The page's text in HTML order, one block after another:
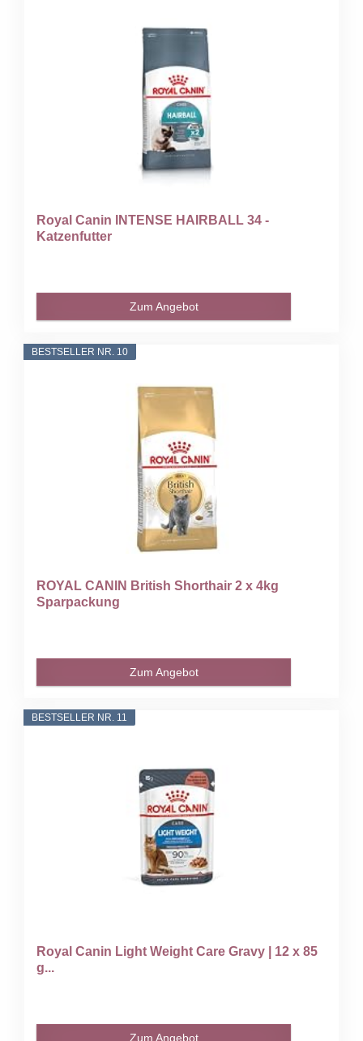
Royal Canin INTENSE HAIRBALL 34 -
Katzenfutter
Zum Angebot
BESTSELLER NR. 10
ROYAL CANIN British Shorthair 2 x 4kg
Sparpackung
Zum Angebot
BESTSELLER NR. 11
Royal Canin Light Weight Care Gravy | 12 x 85
g...
Zum Angebot